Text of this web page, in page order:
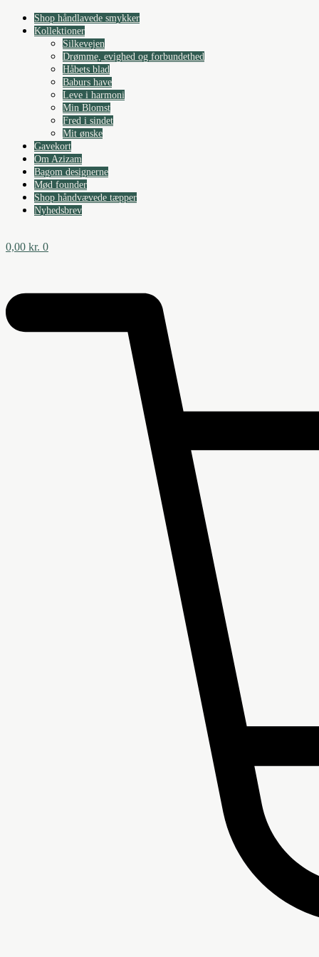
VidereShop håndlavede smykker
Kollektioner
Silkevejen
Drømme, evighed og forbundethed
Håbets blad
Baburs have
Leve i harmoni
Min Blomst
Fred i sindet
Mit ønske
Gavekort
Om Azizam
Bagom designerne
Mød founder
Shop håndvævede tæpper
Nyhedsbrev
0,00 kr. 0